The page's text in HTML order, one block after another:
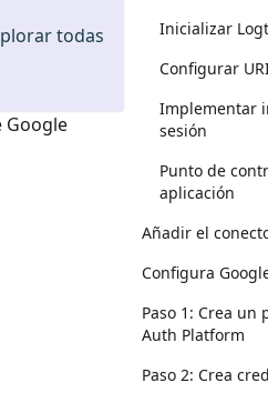
todas
Google
Inicializar
Configurar
Implementar
sesión
Punto de
aplicación
Añadir el
Configura
Paso 1: Crea un
Auth Platform
Paso 2: Crea